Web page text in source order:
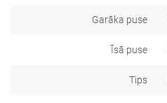
Garāka puse
Īsā puse
Tips